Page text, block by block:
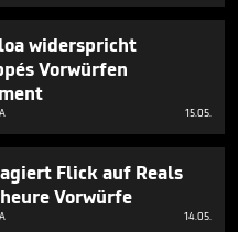
widerspricht
Vorwürfen
15.05.
Flick auf Reals
Vorwürfe
14.05.